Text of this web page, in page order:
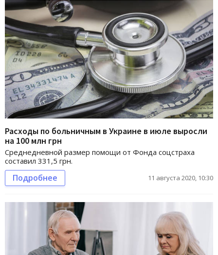
Расходы по больничным в Украине в июле выросли
на 100 млн грн
Среднедневной размер помощи от Фонда соцстраха
составил 331,5 грн.
Подробнее 11 августа 2020, 10:30